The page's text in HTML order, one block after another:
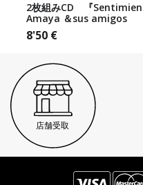
2枚組みCD 『
Amaya ＆sus amigos
8'50 €
店舗受取